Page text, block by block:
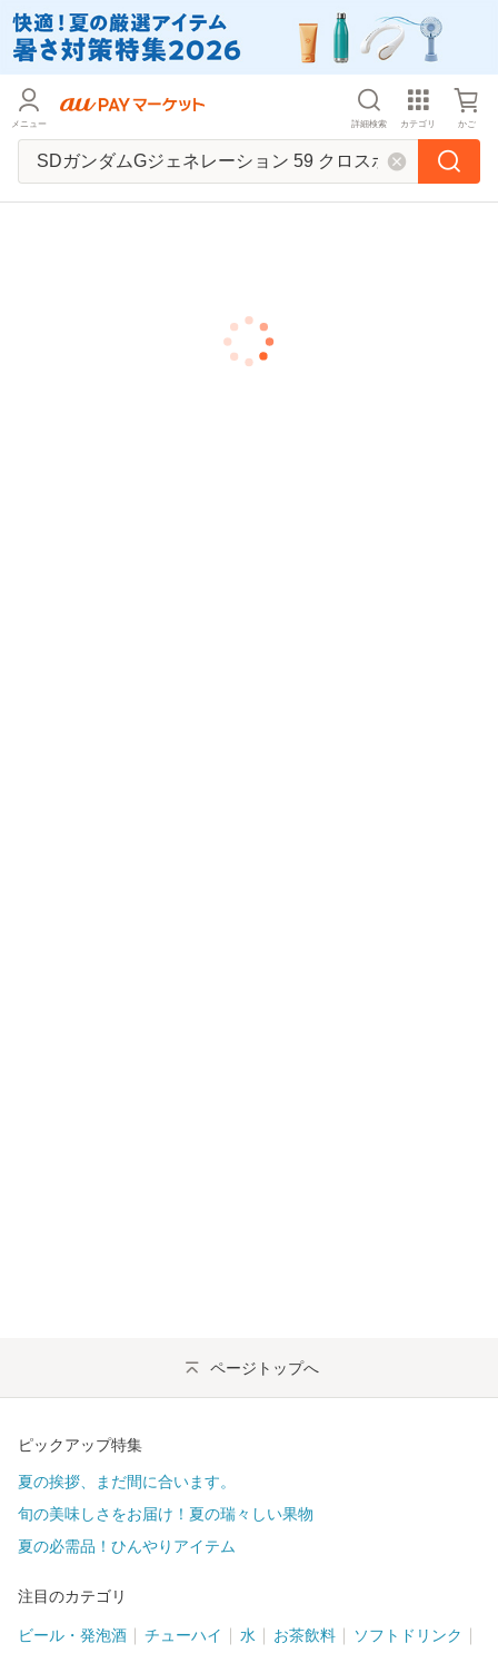
メニュー 詳細検索 カテゴリ かご
ページトップへ
ピックアップ特集
夏の挨拶、まだ間に合います。
旬の美味しさをお届け！夏の瑞々しい果物
夏の必需品！ひんやりアイテム
注目のカテゴリ
ビール・発泡酒 チューハイ 水 お茶飲料 ソフトドリンク